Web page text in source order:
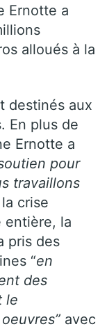
Ernotte a
alloués à la
destinés aux
En plus de
Ernotte a
pour
travaillons
crise
entière, la
pris des
“en
des
le
avec